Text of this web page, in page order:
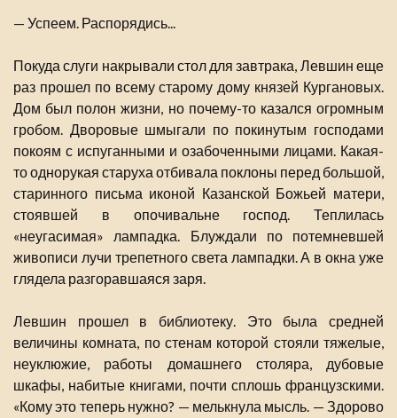
— Успеем. Распорядись...
Покуда слуги накрывали стол для завтрака, Левшин еще
раз прошел по всему старому дому князей Кургановых.
Дом был полон жизни, но почему-то казался огромным
гробом. Дворовые шмыгали по покинутым господами
покоям с испуганными и озабоченными лицами. Какая-
то однорукая старуха отбивала поклоны перед большой,
старинного письма иконой Казанской Божьей матери,
стоявшей в опочивальне господ. Теплилась
«неугасимая» лампадка. Блуждали по потемневшей
живописи лучи трепетного света лампадки. А в окна уже
глядела разгоравшаяся заря.
Левшин прошел в библиотеку. Это была средней
величины комната, по стенам которой стояли тяжелые,
неуклюжие, работы домашнего столяра, дубовые
шкафы, набитые книгами, почти сплошь французскими.
«Кому это теперь нужно? — мелькнула мысль. — Здорово